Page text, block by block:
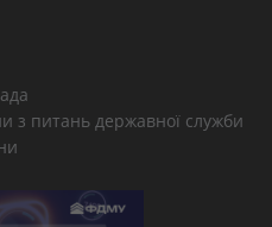
з питань державної служби